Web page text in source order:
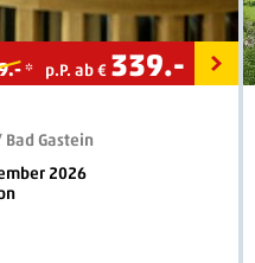
* p.P. ab € 339.-
Gastein
2026